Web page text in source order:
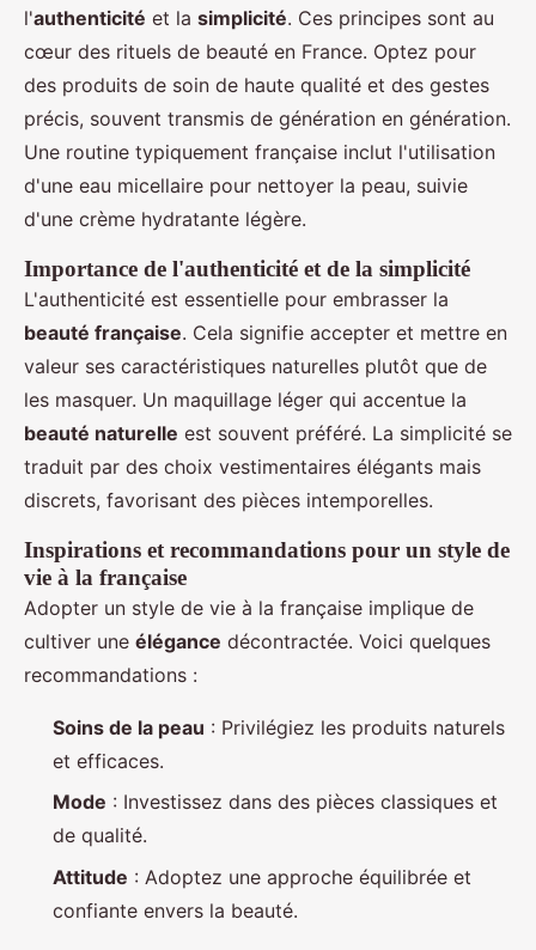
l'authenticité et la simplicité. Ces principes sont au
cœur des rituels de beauté en France. Optez pour
des produits de soin de haute qualité et des gestes
précis, souvent transmis de génération en génération.
Une routine typiquement française inclut l'utilisation
d'une eau micellaire pour nettoyer la peau, suivie
d'une crème hydratante légère.
Importance de l'authenticité et de la simplicité
L'authenticité est essentielle pour embrasser la
beauté française. Cela signifie accepter et mettre en
valeur ses caractéristiques naturelles plutôt que de
les masquer. Un maquillage léger qui accentue la
beauté naturelle est souvent préféré. La simplicité se
traduit par des choix vestimentaires élégants mais
discrets, favorisant des pièces intemporelles.
Inspirations et recommandations pour un style de
vie à la française
Adopter un style de vie à la française implique de
cultiver une élégance décontractée. Voici quelques
recommandations :
Soins de la peau : Privilégiez les produits naturels
et efficaces.
Mode : Investissez dans des pièces classiques et
de qualité.
Attitude : Adoptez une approche équilibrée et
confiante envers la beauté.